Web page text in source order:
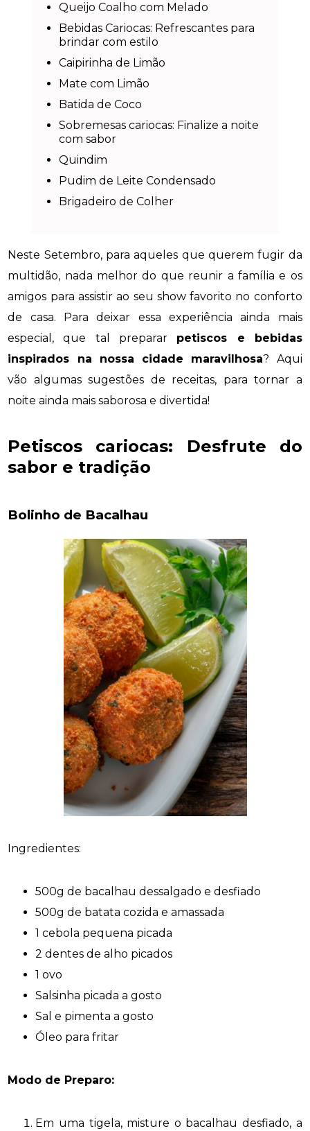
Queijo Coalho com Melado
Bebidas Cariocas: Refrescantes para
brindar com estilo
Caipirinha de Limão
Mate com Limão
Batida de Coco
Sobremesas cariocas: Finalize a noite
com sabor
Quindim
Pudim de Leite Condensado
Brigadeiro de Colher
Neste Setembro, para aqueles que querem fugir da
multidão, nada melhor do que reunir a família e os
amigos para assistir ao seu show favorito no conforto
de casa. Para deixar essa experiência ainda mais
especial, que tal preparar petiscos e bebidas
inspirados na nossa cidade maravilhosa? Aqui
vão algumas sugestões de receitas, para tornar a
noite ainda mais saborosa e divertida!
Petiscos cariocas: Desfrute do
sabor e tradição
Bolinho de Bacalhau
Ingredientes:
500g de bacalhau dessalgado e desfiado
500g de batata cozida e amassada
1 cebola pequena picada
2 dentes de alho picados
1 ovo
Salsinha picada a gosto
Sal e pimenta a gosto
Óleo para fritar
Modo de Preparo:
Em uma tigela, misture o bacalhau desfiado, a